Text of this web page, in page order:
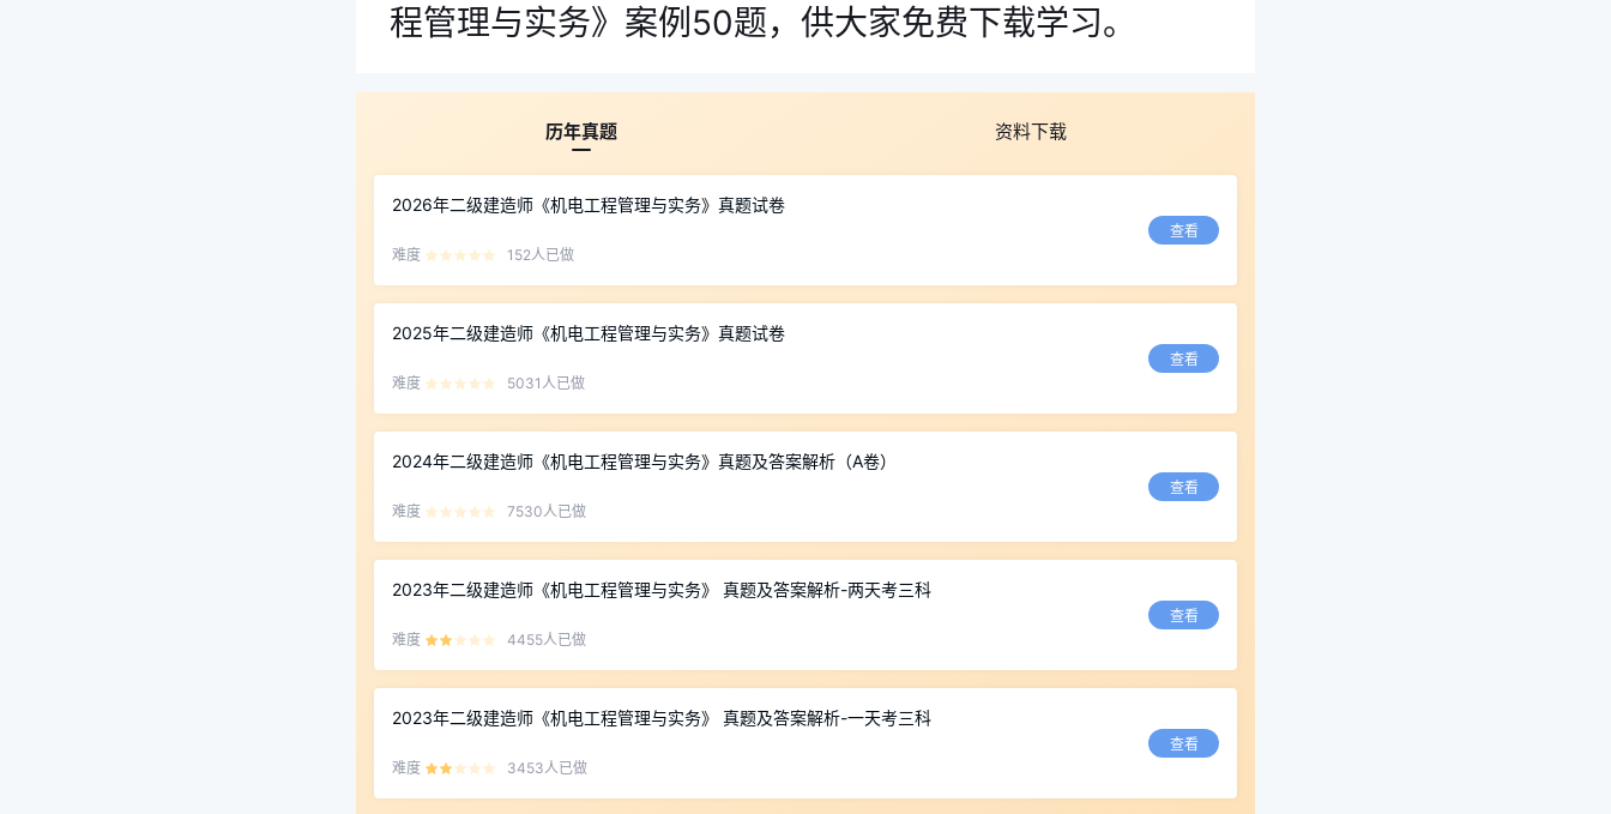
程管理与实务》案例50题，供大家免费下载学习。
历年真题 资料下载
2026年二级建造师《机电工程管理与实务》真题试卷
难度 152人已做
查看
2025年二级建造师《机电工程管理与实务》真题试卷
难度 5031人已做
查看
2024年二级建造师《机电工程管理与实务》真题及答案解析（A卷）
难度 7530人已做
查看
2023年二级建造师《机电工程管理与实务》 真题及答案解析-两天考三科
难度 4455人已做
查看
2023年二级建造师《机电工程管理与实务》 真题及答案解析-一天考三科
难度 3453人已做
查看